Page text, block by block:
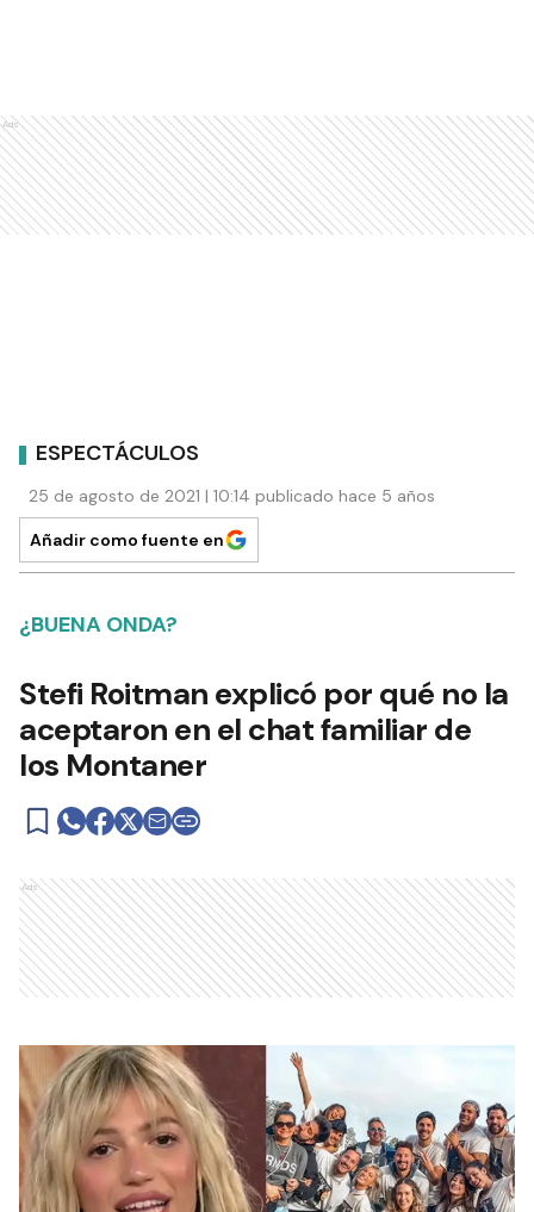
Ads
ESPECTÁCULOS
25 de agosto de 2021 | 10:14 publicado hace 5 años
Añadir como fuente en
¿BUENA ONDA?
Stefi Roitman explicó por qué no la
aceptaron en el chat familiar de
los Montaner
Ads